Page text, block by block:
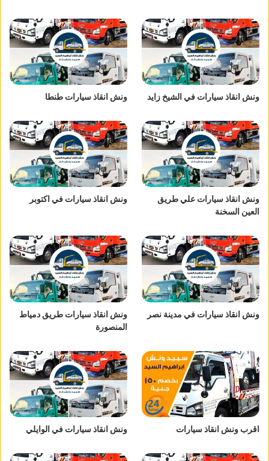
ونش انقاذ سيارات في الشيخ زايد ونش انقاذ سيارات طنطا
ونش انقاذ سيارات علي طريق
العين السخنة
ونش انقاذ سيارات في اكتوبر
ونش انقاذ سيارات في مدينة نصر
ونش انقاذ سيارات طريق دمياط
المنصورة
اقرب ونش انقاذ سيارات ونش انقاذ سيارات في الوايلي